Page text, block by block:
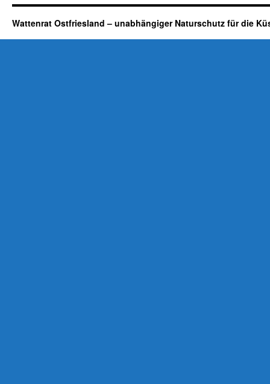
Wattenrat Ostfriesland – unabhängiger Naturschutz für die